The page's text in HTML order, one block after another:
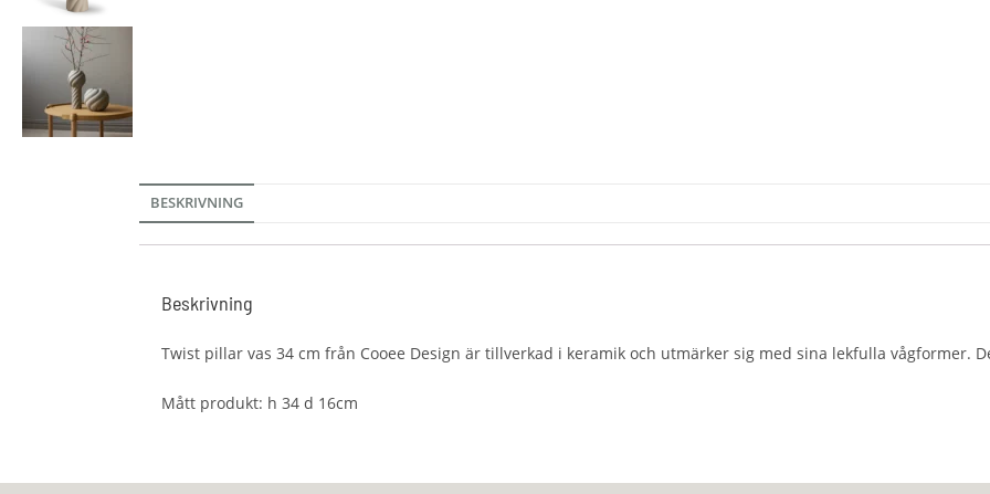
BESKRIVNING
Beskrivning
Twist pillar vas 34 cm från Cooee Design är tillverkad i keramik och utmärker sig med sina lekfulla vågformer.
Mått produkt: h 34 d 16cm